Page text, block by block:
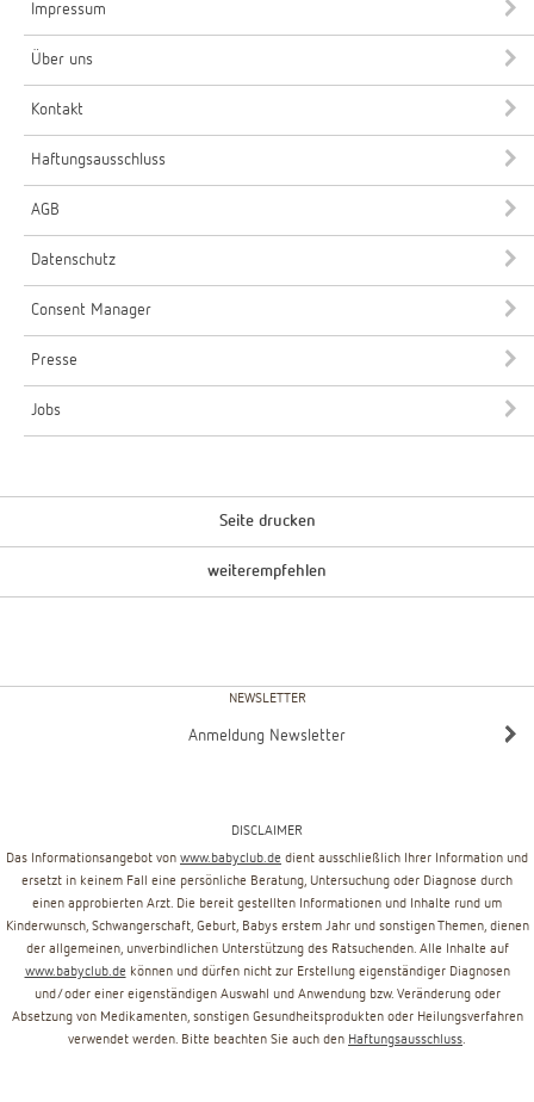
Impressum
Über uns
Kontakt
Haftungsausschluss
AGB
Datenschutz
Consent Manager
Presse
Jobs
Seite drucken
weiterempfehlen
NEWSLETTER
Anmeldung Newsletter
DISCLAIMER
Das Informationsangebot von www.babyclub.de dient ausschließlich Ihrer Information und
ersetzt in keinem Fall eine persönliche Beratung, Untersuchung oder Diagnose durch
einen approbierten Arzt. Die bereit gestellten Informationen und Inhalte rund um
Kinderwunsch, Schwangerschaft, Geburt, Babys erstem Jahr und sonstigen Themen, dienen
der allgemeinen, unverbindlichen Unterstützung des Ratsuchenden. Alle Inhalte auf
www.babyclub.de können und dürfen nicht zur Erstellung eigenständiger Diagnosen
und/oder einer eigenständigen Auswahl und Anwendung bzw. Veränderung oder
Absetzung von Medikamenten, sonstigen Gesundheitsprodukten oder Heilungsverfahren
verwendet werden. Bitte beachten Sie auch den Haftungsausschluss.